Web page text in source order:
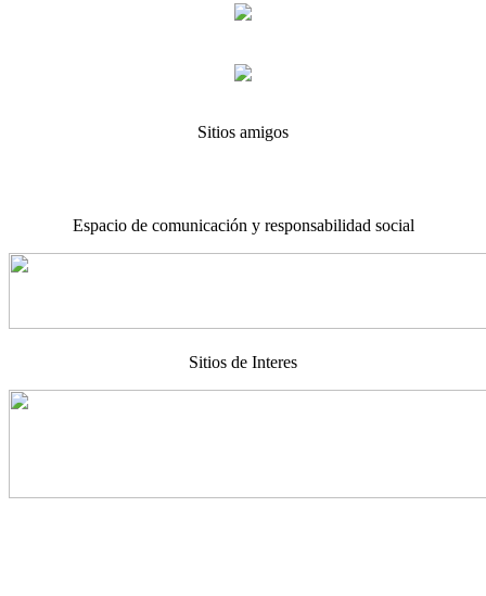
Sitios amigos
Espacio de comunicación y responsabilidad social
Sitios de Interes